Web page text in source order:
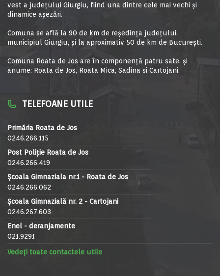
vest a judeţului Giurgiu, fiind una dintre cele mai vechi şi
dinamice aşezări.
Comuna se află la 90 de km de reşedinţa judeţului,
municipiul Giurgiu, şi la aproximativ 50 de km de Bucureşti.
Comuna Roata de Jos are în componență patru sate, și
anume: Roata de Jos, Roata Mica, Sadina si Cartojani.
TELEFOANE UTILE
Primăria Roata de Jos
0246.266.115
Post Poliție Roata de Jos
0246.266.419
Școala Gimnaziala nr.1 - Roata de Jos
0246.266.062
Școala Gimnazială nr. 2 - Cartojani
0246.267.603
Enel - deranjamente
021.9291
Vedeți toate contactele utile